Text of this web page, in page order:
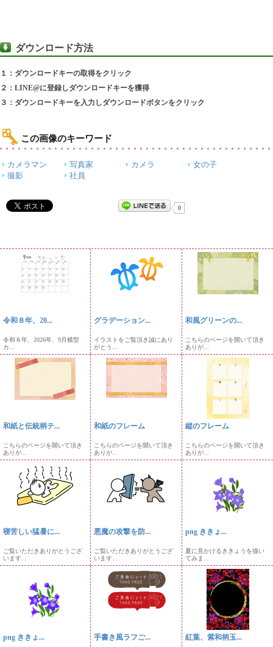
ダウンロード方法
１：ダウンロードキーの取得をクリック
２：LINE@に登録しダウンロードキーを獲得
３：ダウンロードキーを入力しダウンロードボタンをクリック
この画像のキーワード
カメラマン 写真家 カメラ
女の子
撮影
社員
0
令和８年、20...
令和８年、2026年、9月横型
カ...
グラデーション...
イラストをご覧頂き誠にあり
がとう...
和風グリーンの...
こちらのページを開いて頂き
ありが...
和紙と伝統柄テ...
こちらのページを開いて頂き
ありが...
和紙のフレーム
こちらのページを開いて頂き
ありが...
縦のフレーム
こちらのページを開いて頂き
ありが...
寝苦しい猛暑に...
ご覧いただきありがとうござ
います...
悪魔の攻撃を防...
ご覧いただきありがとうござ
います...
png ききょ...
夏に見かけるききょうを描い
てみま...
png ききょ... 手書き風ラフご... 紅葉、紫和柄玉...